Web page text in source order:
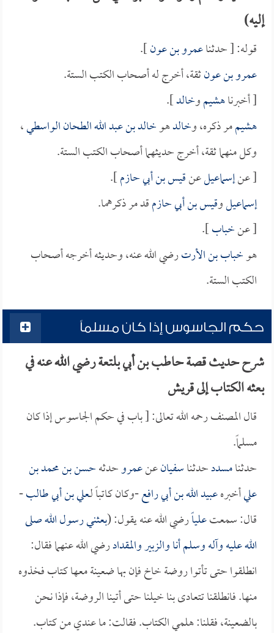
إليه)
قوله: [ حدثناعمرو بن عون].
عمرو بن عونثقة، أخرج له أصحاب الكتب الستة.
[ أخبرناهشيموخالد].
هشيممر ذكره، وخالدهوخالد بن عبد الله الطحان الواسطي،
وكل منهما ثقة، أخرج حديثهما أصحاب الكتب الستة.
[ عنإسماعيلعنقيس بن أبي حازم].
إسماعيلوقيس بن أبي حازمقد مر ذكرهما.
[ عنخباب].
هوخباب بن الأرترضي الله عنه، وحديثه أخرجه أصحاب
الكتب الستة.
حكم الجاسوس إذا كان مسلماً
شرح حديث قصة حاطب بن أبي بلتعة رضي الله عنه في
بعثه الكتاب إلى قريش
قال المصنف رحمه الله تعالى: [ باب في حكم الجاسوس إذا كان
مسلماً.
حدثنامسددحدثناسفيانعنعمروحدثهحسن بن محمد بن
عليأخبرهعبيد الله بن أبي رافع-وكان كاتباً لـعلي بن أبي طالب-
قال: سمعتعلياًرضي الله عنه يقول: (بعثني رسول الله صلى
الله عليه وآله وسلم أنا والزبيروالمقدادرضي الله عنهما فقال:
انطلقوا حتى تأتوا روضة خاخ فإن بها ضعينة معها كتاب فخذوه
منها. فانطلقنا تتعادى بنا خيلنا حتى أتينا الروضة، فإذا نحن
بالضعينة، فقلنا: هلمي الكتاب. فقالت: ما عندي من كتاب.